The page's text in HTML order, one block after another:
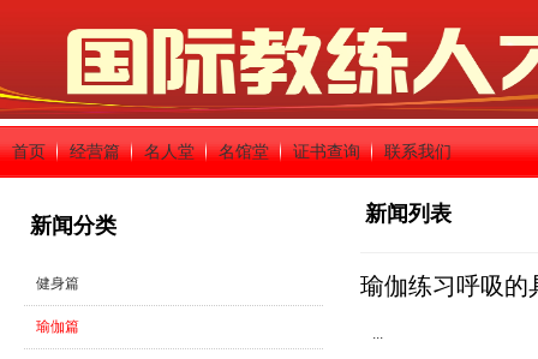
首页 经营篇 名人堂 名馆堂 证书查询 联系我们
新闻分类
健身篇
瑜伽篇
新闻列表
瑜伽练习呼吸的
...